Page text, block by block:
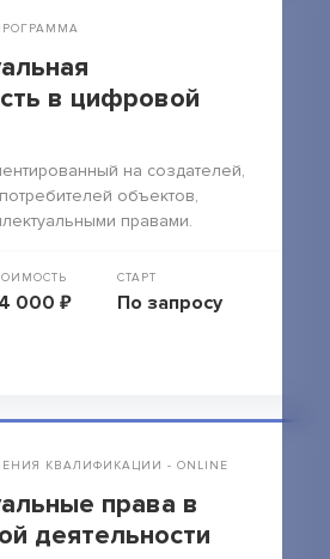
в цифровой
на создателей,
объектов,
правами.
000 ₽
СТАРТ
По запросу
КВАЛИФИКАЦИИ - ONLINE
права в
деятельности